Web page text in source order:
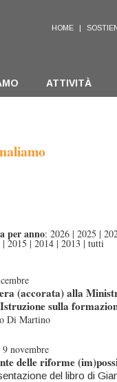
HOME |
ATTIVITÀ
per anno: 2026 | 2025 |
| 2015 | 2014 | 2013 | tutti
(accorata) alla
sulla
Di Martino
novembre
delle riforme
del libro di